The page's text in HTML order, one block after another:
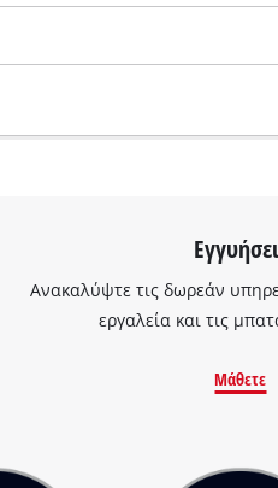
Ανακαλύψτε τις δωρεάν
εργαλεία και τις
Μάθετε